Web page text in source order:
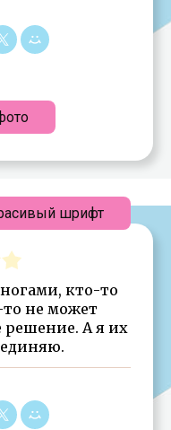
кто-то
то не может
решение. А я их
шрифт